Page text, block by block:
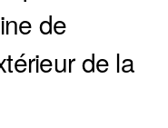
de
de la